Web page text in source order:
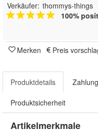
Verkäufer: thommys-things
100%
Merken Preis
Produktdetails
Produktsicherheit
Artikelmerkmale